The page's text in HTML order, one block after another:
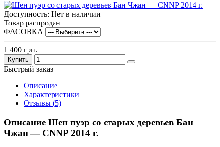
Доступность: Нет в наличии
Товар распродан
ФАСОВКА
1 400 грн.
Купить
Быстрый заказ
Описание
Характеристики
Отзывы (5)
Описание Шен пуэр со старых деревьев Бан
Чжан — CNNP 2014 г.